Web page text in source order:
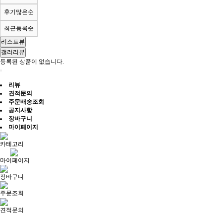
후기많은순
최근등록순
리스트뷰
갤러리뷰
등록된 상품이 없습니다.
리뷰
견적문의
주문배송조회
공지사항
장바구니
마이페이지
카테고리
마이페이지
장바구니
주문조회
견적문의